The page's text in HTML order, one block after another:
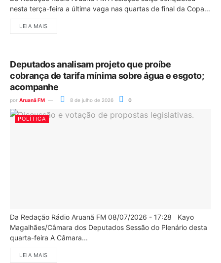
nesta terça-feira a última vaga nas quartas de final da Copa...
LEIA MAIS
Deputados analisam projeto que proíbe
cobrança de tarifa mínima sobre água e esgoto;
acompanhe
por Aruanã FM 8 de julho de 2026 0
POLÍTICA
Da Redação Rádio Aruanã FM 08/07/2026 - 17:28 Kayo
Magalhães/Câmara dos Deputados Sessão do Plenário desta
quarta-feira A Câmara...
LEIA MAIS